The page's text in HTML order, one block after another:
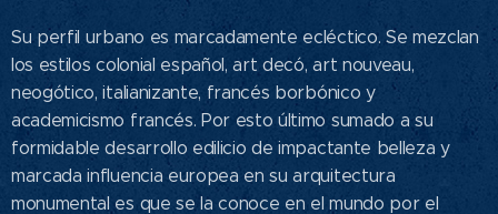
Su perfil urbano es marcadamente ecléctico. Se mezclan
los estilos colonial español, art decó, art nouveau,
neogótico, italianizante, francés borbónico y
academicismo francés. Por esto último sumado a su
formidable desarrollo edilicio de impactante belleza y
marcada influencia europea en su arquitectura
monumental es que se la conoce en el mundo por el